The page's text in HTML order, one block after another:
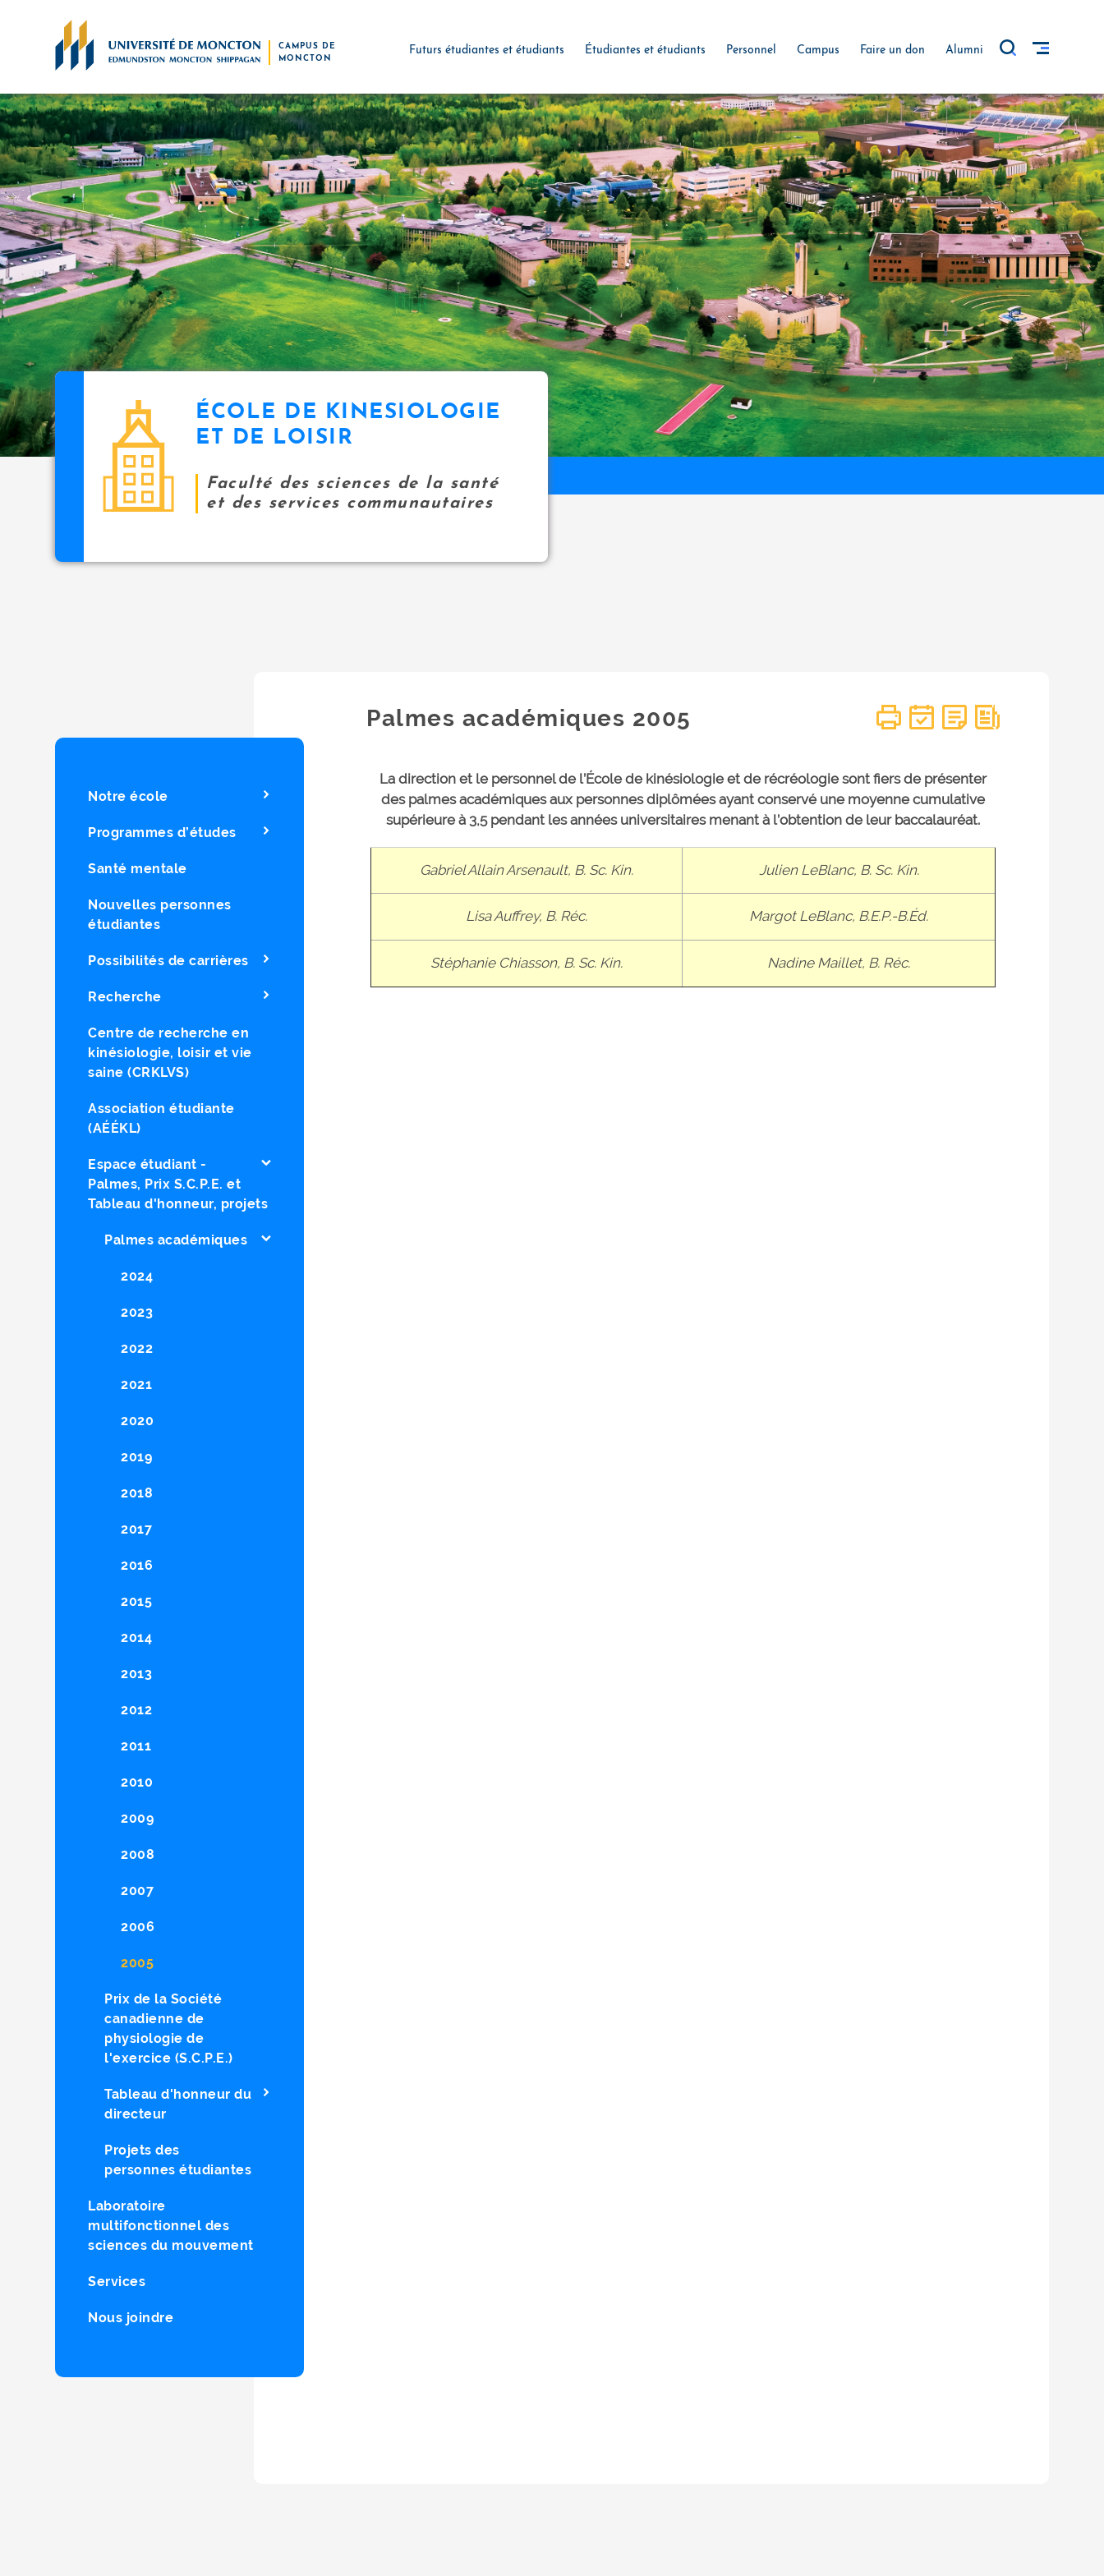
CAMPUS DE
MONCTON
Futurs étudiantes et étudiants Étudiantes et étudiants Personnel Campus Faire un don Alumni
ÉCOLE DE KINESIOLOGIE
ET DE LOISIR
Faculté des sciences de la santé
et des services communautaires
Notre école
Programmes d’études
Santé mentale
Nouvelles personnes
étudiantes
Possibilités de carrières
Recherche
Centre de recherche en
kinésiologie, loisir et vie
saine (CRKLVS)
Association étudiante
(AÉÉKL)
Espace étudiant -
Palmes, Prix S.C.P.E. et
Tableau d'honneur, projets
Palmes académiques
2024
2023
2022
2021
2020
2019
2018
2017
2016
2015
2014
2013
2012
2011
2010
2009
2008
2007
2006
2005
Prix de la Société
canadienne de
physiologie de
l'exercice (S.C.P.E.)
Tableau d'honneur du
directeur
Projets des
personnes étudiantes
Laboratoire
multifonctionnel des
sciences du mouvement
Services
Nous joindre
Palmes académiques 2005
La direction et le personnel de l’École de kinésiologie et de récréologie sont fiers de présenter
des palmes académiques aux personnes diplômées ayant conservé une moyenne cumulative
supérieure à 3,5 pendant les années universitaires menant à l’obtention de leur baccalauréat.
Gabriel Allain Arsenault, B. Sc. Kin. Julien LeBlanc, B. Sc. Kin.
Lisa Auffrey, B. Réc. Margot LeBlanc, B.E.P.-B.Éd.
Stéphanie Chiasson, B. Sc. Kin. Nadine Maillet, B. Réc.